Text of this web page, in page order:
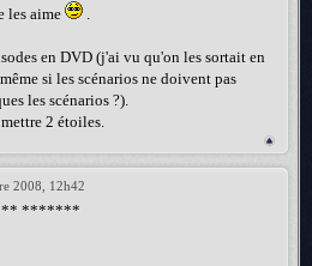
les aime
en DVD (j'ai vu qu'on les sortait en
si les scénarios ne doivent pas
les scénarios ?).
2 étoiles.
2008, 12h42
*******